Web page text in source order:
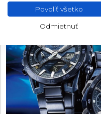
objavujú aj modely
Povoliť všetko
Odmietnuť